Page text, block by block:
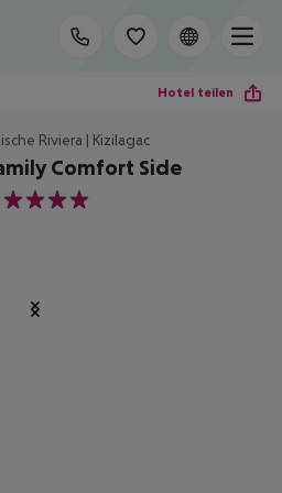
Hotel teilen
Riviera | Kizilagac
Comfort Side